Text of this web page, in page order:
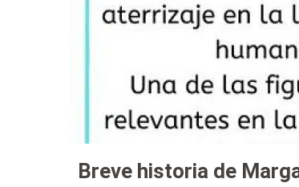
Breve historia de